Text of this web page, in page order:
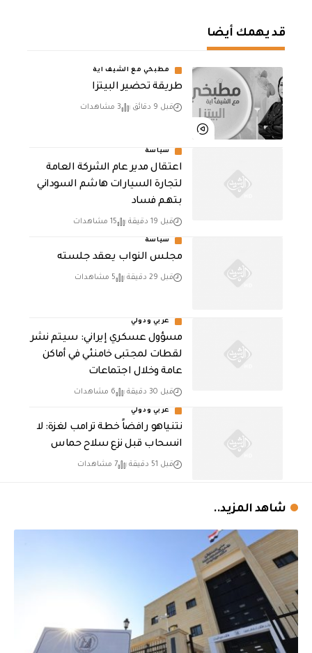
قد يهمك أيضا
مطبخي مع الشيف اية
طريقة تحضير البيتزا
قبل 9 دقائق 3 مشاهدات
سياسة
اعتقال مدير عام الشركة العامة
لتجارة السيارات هاشم السوداني
بتهم فساد
قبل 19 دقيقة 15 مشاهدات
سياسة
مجلس النواب يعقد جلسته
قبل 29 دقيقة 5 مشاهدات
عربي ودولي
مسؤول عسكري إيراني: سيتم نشر
لقطات لمجتبى خامنئي في أماكن
عامة وخلال اجتماعات
قبل 30 دقيقة 6 مشاهدات
عربي ودولي
نتنياهو رافضاً خطة ترامب لغزة: لا
انسحاب قبل نزع سلاح حماس
قبل 51 دقيقة 7 مشاهدات
شاهد المزيد..